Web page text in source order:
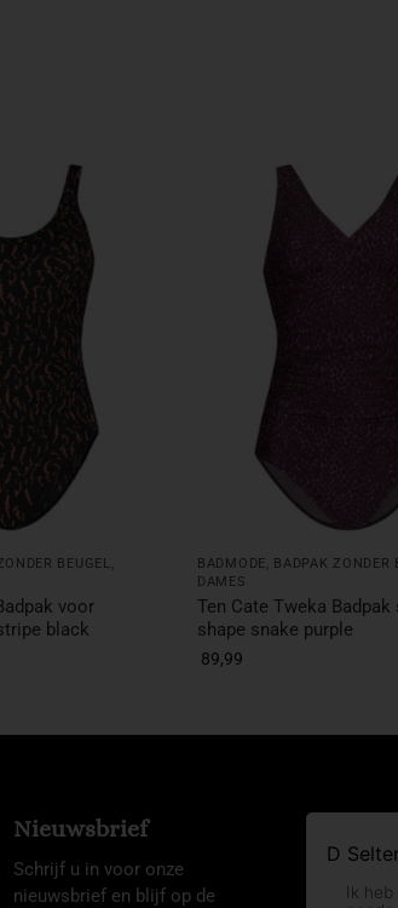
BEUGEL ,
voor
black
BADMODE, BADPAK ZONDER
DAMES
Ten Cate Tweka
shape snake purple
89,99
Nieuwsbrief
Schrijf u in voor onze
nieuwsbrief en blijf op de